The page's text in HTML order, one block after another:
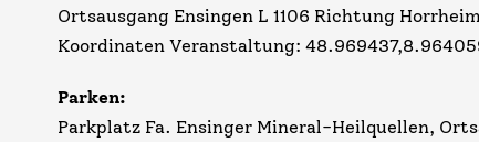
Ortsausgang Ensingen L 1106 Richtung
Koordinaten Veranstaltung:
Parken:
Parkplatz Fa. Ensinger Mineral-Heilquellen,